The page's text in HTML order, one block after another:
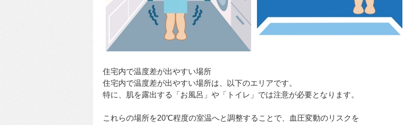
住宅内で温度差が出やすい場所
住宅内で温度差が出やすい場所は、以下のエリアです。
特に、肌を露出する「お風呂」や「トイレ」では注意が必要となります。
これらの場所を20℃程度の室温へと調整することで、血圧変動のリスクを